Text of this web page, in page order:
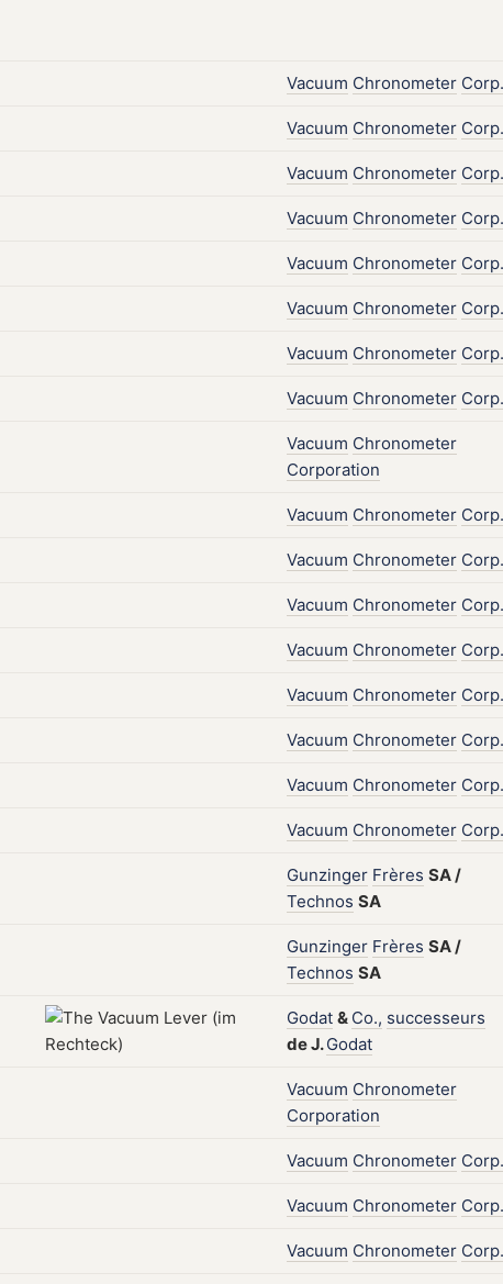
Vacuum Chronometer Corp.
Vacuum Chronometer Corp.
Vacuum Chronometer Corp.
Vacuum Chronometer Corp.
Vacuum Chronometer Corp.
Vacuum Chronometer Corp.
Vacuum Chronometer Corp.
Vacuum Chronometer Corp.
Vacuum Chronometer
Corporation
Vacuum Chronometer Corp.
Vacuum Chronometer Corp.
Vacuum Chronometer Corp.
Vacuum Chronometer Corp.
Vacuum Chronometer Corp.
Vacuum Chronometer Corp.
Vacuum Chronometer Corp.
Vacuum Chronometer Corp.
Gunzinger Frères SA/
Technos SA
Gunzinger Frères SA/
Technos SA
Godat & Co., successeurs
deJ.Godat
Vacuum Chronometer
Corporation
Vacuum Chronometer Corp.
Vacuum Chronometer Corp.
Vacuum Chronometer Corp.